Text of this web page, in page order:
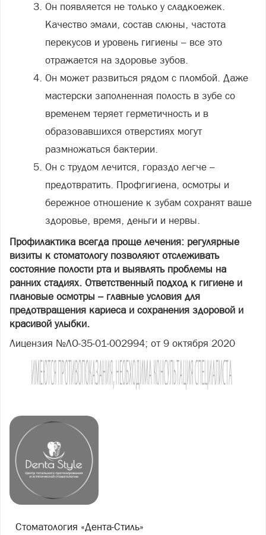
Он появляется не только у сладкоежек.
Качество эмали, состав слюны, частота
перекусов и уровень гигиены – все это
отражается на здоровье зубов.
Он может развиться рядом с пломбой. Даже
мастерски заполненная полость в зубе со
временем теряет герметичность и в
образовавшихся отверстиях могут
размножаться бактерии.
Он с трудом лечится, гораздо легче –
предотвратить. Профгигиена, осмотры и
бережное отношение к зубам сохранят ваше
здоровье, время, деньги и нервы.
Профилактика всегда проще лечения: регулярные
визиты к стоматологу позволяют отслеживать
состояние полости рта и выявлять проблемы на
ранних стадиях. Ответственный подход к гигиене и
плановые осмотры – главные условия для
предотвращения кариеса и сохранения здоровой и
красивой улыбки.
Лицензия №ЛО-35-01-002994; от 9 октября 2020
Стоматология «Дента-Стиль»